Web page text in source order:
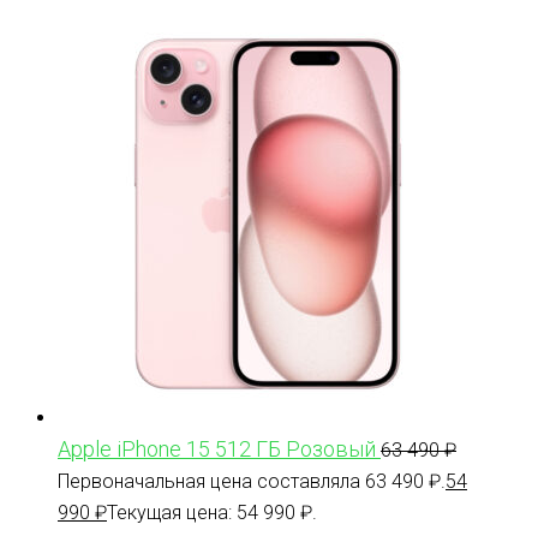
Apple iPhone 15 512 ГБ Розовый 63 490₽
Первоначальная цена составляла 63 490 ₽. 54
990 ₽Текущая цена: 54 990 ₽.